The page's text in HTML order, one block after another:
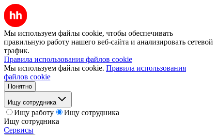
Мы используем файлы cookie, чтобы обеспечивать
правильную работу нашего веб-сайта и анализировать сетевой
трафик.
Правила использования файлов cookie
Мы используем файлы cookie. Правила использования
файлов cookie
Понятно
Ищу сотрудника
Ищу работу
Ищу сотрудника
Ищу сотрудника
Сервисы